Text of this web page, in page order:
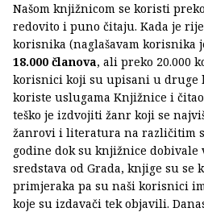
Našom knjižnicom se koristi preko
redovito i puno čitaju. Kada je
korisnika (naglašavam korisnika
18.000 članova, ali preko 20.000
korisnici koji su upisani u druge
koriste uslugama Knjižnice i
teško je izdvojiti žanr koji se
žanrovi i literatura na različitim
godine dok su knjižnice dobivale
sredstava od Grada, knjige su se
primjeraka pa su naši korisnici
koje su izdavači tek objavili.